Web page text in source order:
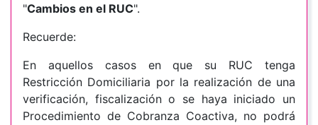
"Cambios en el RUC".
Recuerde:
En aquellos casos en que su RUC tenga
Restricción Domiciliaria por la realización de una
verificación, fiscalización o se haya iniciado un
Procedimiento de Cobranza Coactiva, no podrá